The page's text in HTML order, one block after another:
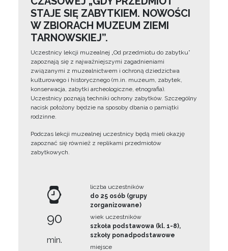
STAJE SIĘ ZABYTKIEM. NOWOŚCI
W ZBIORACH MUZEUM ZIEMI
TARNOWSKIEJ”.
Uczestnicy lekcji muzealnej „Od przedmiotu do zabytku”
zapoznają się z najważniejszymi zagadnieniami
związanymi z muzealnictwem i ochroną dziedzictwa
kulturowego i historycznego (m.in. muzeum, zabytek,
konserwacja, zabytki archeologiczne, etnografia).
Uczestnicy poznają techniki ochrony zabytków. Szczególny
nacisk położony będzie na sposoby dbania o pamiątki
rodzinne.
Podczas lekcji muzealnej uczestnicy będą mieli okazję
zapoznać się również z replikami przedmiotów
zabytkowych.
90
min.
liczba uczestników
do 25 osób (grupy
zorganizowane)
wiek uczestników
szkoła podstawowa (kl. 1-8),
szkoły ponadpodstawowe
miejsce